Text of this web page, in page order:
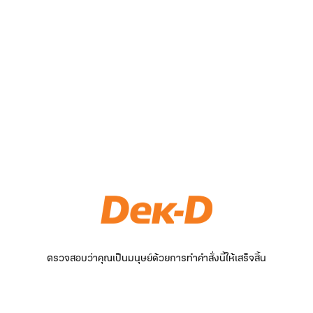
ตรวจสอบว่าคุณเป็นมนุษย์ด้วยการทำคำสั่งนี้ให้เสร็จสิ้น